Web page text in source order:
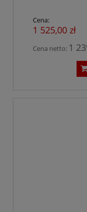
Cena:
1 525,00 zł
Cena netto: 1